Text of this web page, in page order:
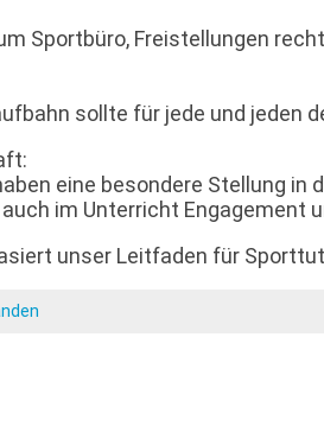
Sportbüro, Freistellungen
sollte für jede und jeden
eine besondere Stellung in
im Unterricht Engagement
unser Leitfaden für